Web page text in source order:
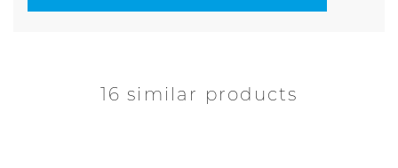
16 similar products